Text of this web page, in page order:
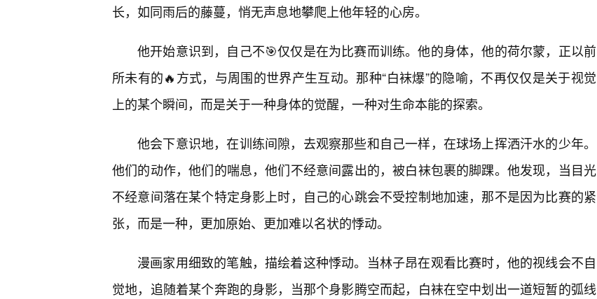
长，如同雨后的藤蔓，悄无声息地攀爬上他年轻的心房。
他开始意识到，自己不🎯仅仅是在为比赛而训练。他的身体，他的荷尔蒙，正以前
所未有的🔥方式，与周围的世界产生互动。那种“白袜爆”的隐喻，不再仅仅是关于视觉
上的某个瞬间，而是关于一种身体的觉醒，一种对生命本能的探索。
他会下意识地，在训练间隙，去观察那些和自己一样，在球场上挥洒汗水的少年。
他们的动作，他们的喘息，他们不经意间露出的，被白袜包裹的脚踝。他发现，当目光
不经意间落在某个特定身影上时，自己的心跳会不受控制地加速，那不是因为比赛的紧
张，而是一种，更加原始、更加难以名状的悸动。
漫画家用细致的笔触，描绘着这种悸动。当林子昂在观看比赛时，他的视线会不自
觉地，追随着某个奔跑的身影，当那个身影腾空而起，白袜在空中划出一道短暂的弧线